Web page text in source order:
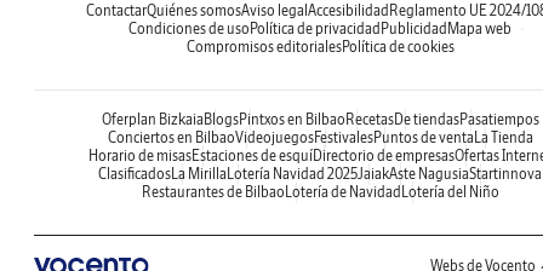
ContactarQuiénes somosAviso legal Accesibilidad Reglamento UE 2024/
Condiciones de uso Política de privacidad Publicidad Mapa web
Compromisos editorialesPolítica de cookies
Oferplan Bizkaia BlogsPintxos en Bilbao RecetasDe tiendasPasatiempos
Conciertos en BilbaoVideojuegosFestivalesPuntos de venta La Tienda
Horario de misasEstaciones de esquíDirectorio de empresasOfertas
ClasificadosLa Mirilla Lotería Navidad 2025JaiakAste NagusiaStartinnova
Restaurantes de Bilbao Lotería de Navidad Lotería del Niño
Webs de Vocento